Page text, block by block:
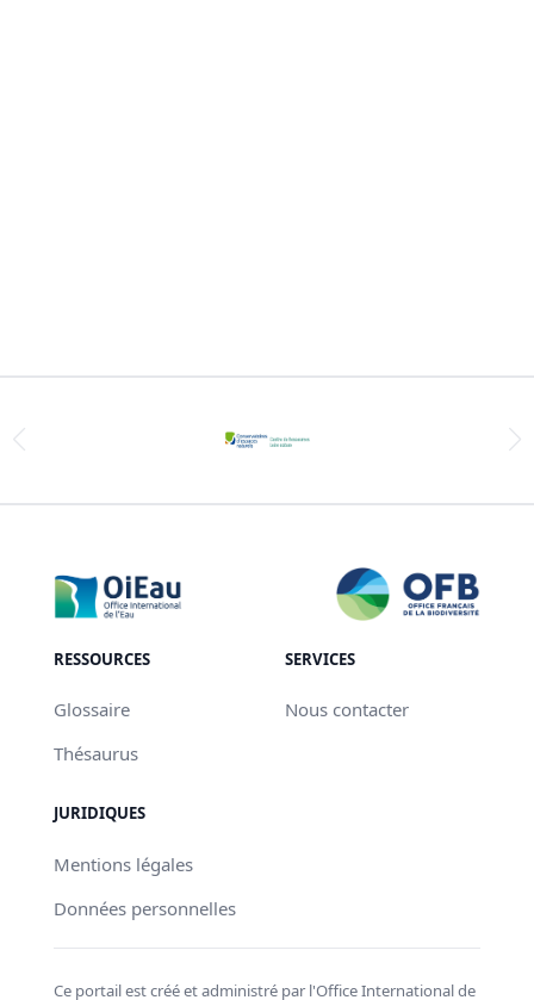
RESSOURCES
Glossaire
Thésaurus
SERVICES
Nous contacter
JURIDIQUES
Mentions légales
Données personnelles
Ce portail est créé et administré par l'Office International de